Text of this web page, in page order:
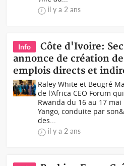
il y a 2 ans
Info
Côte d'Ivoire:
annonce de création
emplois directs et
Raley White et Beugré
de l'Africa CEO Forum
Rwanda du 16 au 17
Yango, conduite par
des...
il y a 2 ans